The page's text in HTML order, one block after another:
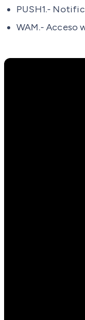
PUSH1.-
WAM.- Acceso